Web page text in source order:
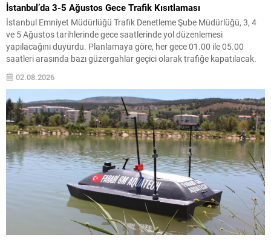
İstanbul’da 3-5 Ağustos Gece Trafik Kısıtlaması
İstanbul Emniyet Müdürlüğü Trafik Denetleme Şube Müdürlüğü, 3, 4
ve 5 Ağustos tarihlerinde gece saatlerinde yol düzenlemesi
yapılacağını duyurdu. Planlamaya göre, her gece 01.00 ile 05.00
saatleri arasında bazı güzergahlar geçici olarak trafiğe kapatılacak.
Katılımı, Kısıklı Caddesi Altunizade Köprü Katılımı, Altunizade
Kavşağı...
02.08.2026